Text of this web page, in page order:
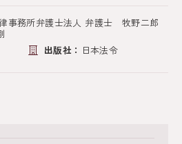
事務所弁護士法人 弁護士 牧野二郎
出版社： 日本法令